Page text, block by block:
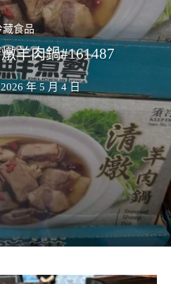
藏食品
羊肉鍋#161487
2026 年 5 月 4 日